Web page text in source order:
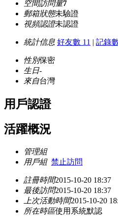
空間訪問量7
郵箱狀態未驗證
視頻認證未認證
統計信息 好友數 11 | 記錄
性別保密
生日-
來自台灣
用戶認證
活躍概況
管理組
用戶組 禁止訪問
註冊時間2015-10-20 18:37
最後訪問2015-10-20 18:37
上次活動時間2015-10-20
所在時區使用系統默認